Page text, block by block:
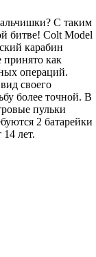
С таким
битве! Colt Model
карабин
как
операций.
своего
более точной. В
пульки
2 батарейки
лет.